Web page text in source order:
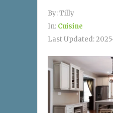
By:Tilly
In: Cuisine
Last Updated: